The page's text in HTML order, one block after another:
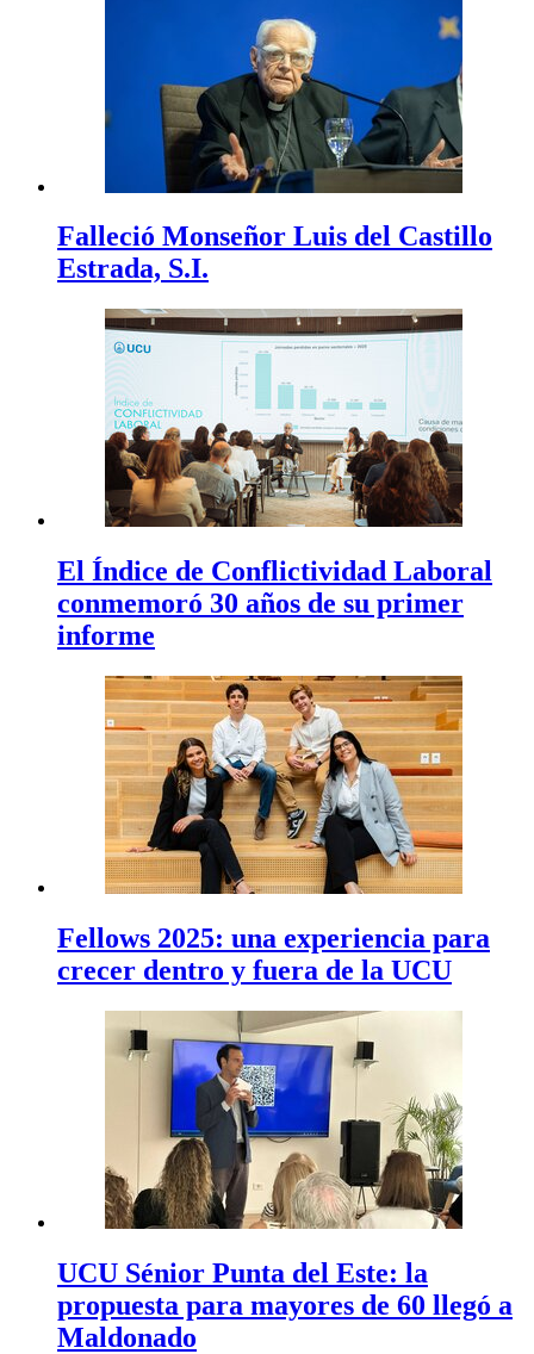
Falleció Monseñor Luis del Castillo
Estrada, S.I.
El Índice de Conflictividad Laboral
conmemoró 30 años de su primer
informe
Fellows 2025: una experiencia para
crecer dentro y fuera de la UCU
UCU Sénior Punta del Este: la
propuesta para mayores de 60 llegó a
Maldonado